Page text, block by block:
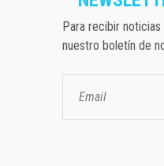
Para recibir noticias
nuestro boletín de